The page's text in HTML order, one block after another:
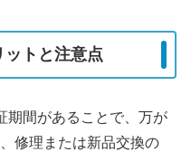
トと注意点
期間があることで、万が
修理または新品交換の